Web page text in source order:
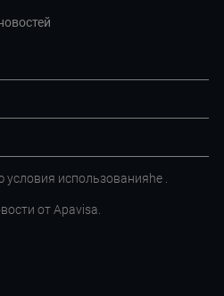
условия использованияhe
от Apavisa.